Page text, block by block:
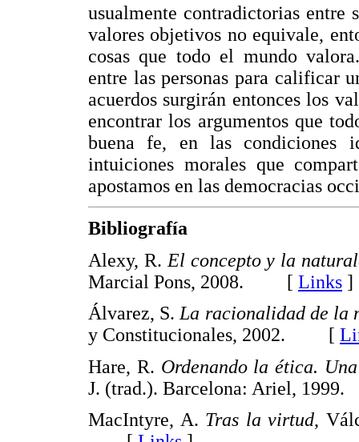
usualmente contradictorias entre
valores objetivos no equivale,
cosas que todo el mundo
entre las personas para calificar
acuerdos surgirán entonces los
encontrar los argumentos que
buena fe, en las condiciones
intuiciones morales que
apostamos en las democracias
Bibliografía
Alexy, R. El concepto y la
Marcial Pons, 2008. [ Links ]
Álvarez, S. La racionalidad de la
y Constitucionales, 2002. [
Hare, R. Ordenando la ética.
J. (trad.). Barcelona: Ariel,
MacIntyre, A. Tras la virtud,